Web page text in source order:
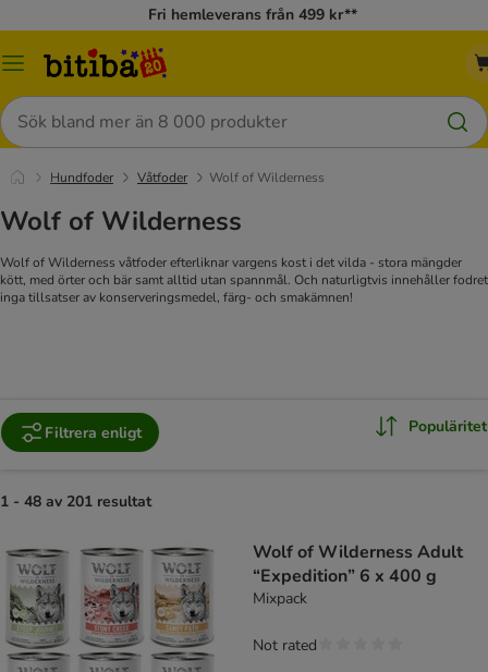
Fri hemleverans från 499 kr**
Meny
Sök
Hundfoder Våtfoder Wolf of Wilderness
Wolf of Wilderness
Wolf of Wilderness våtfoder efterliknar vargens kost i det vilda - stora mängder
kött, med örter och bär samt alltid utan spannmål. Och naturligtvis innehåller fodret
inga tillsatser av konserveringsmedel, färg- och smakämnen!
Filtrera enligt Populäritet
1 - 48 av 201 resultat
Wolf of Wilderness Adult
“Expedition” 6 x 400 g
Mixpack
Not rated